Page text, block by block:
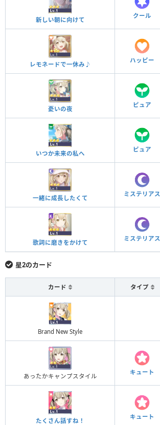
新しい朝に向けて
クール
レモネードで一休み♪
ハッピー
憂いの夜
ピュア
いつか未来の私へ
ピュア
一緒に成長したくて
ミステリアス
歌詞に磨きをかけて
ミステリアス
星2のカード
カード タイプ
Brand New Style
あったかキャンプスタイル
キュート
たくさん話すね！
キュート